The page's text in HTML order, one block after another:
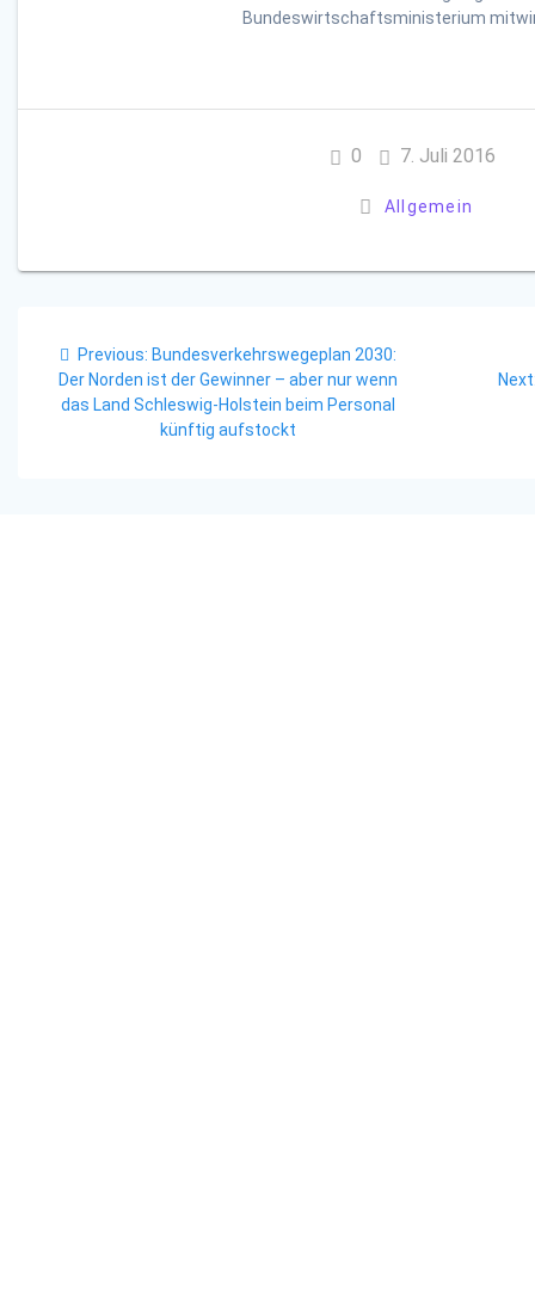
Bundeswirtschaftsministerium
0 7. Juli 2016
Allgemein
Previous: Previous
post:
Bundesverkehrswegeplan 2030:
Der Norden ist der Gewinner – aber nur wenn
das Land Schleswig-Holstein beim Personal
künftig aufstockt